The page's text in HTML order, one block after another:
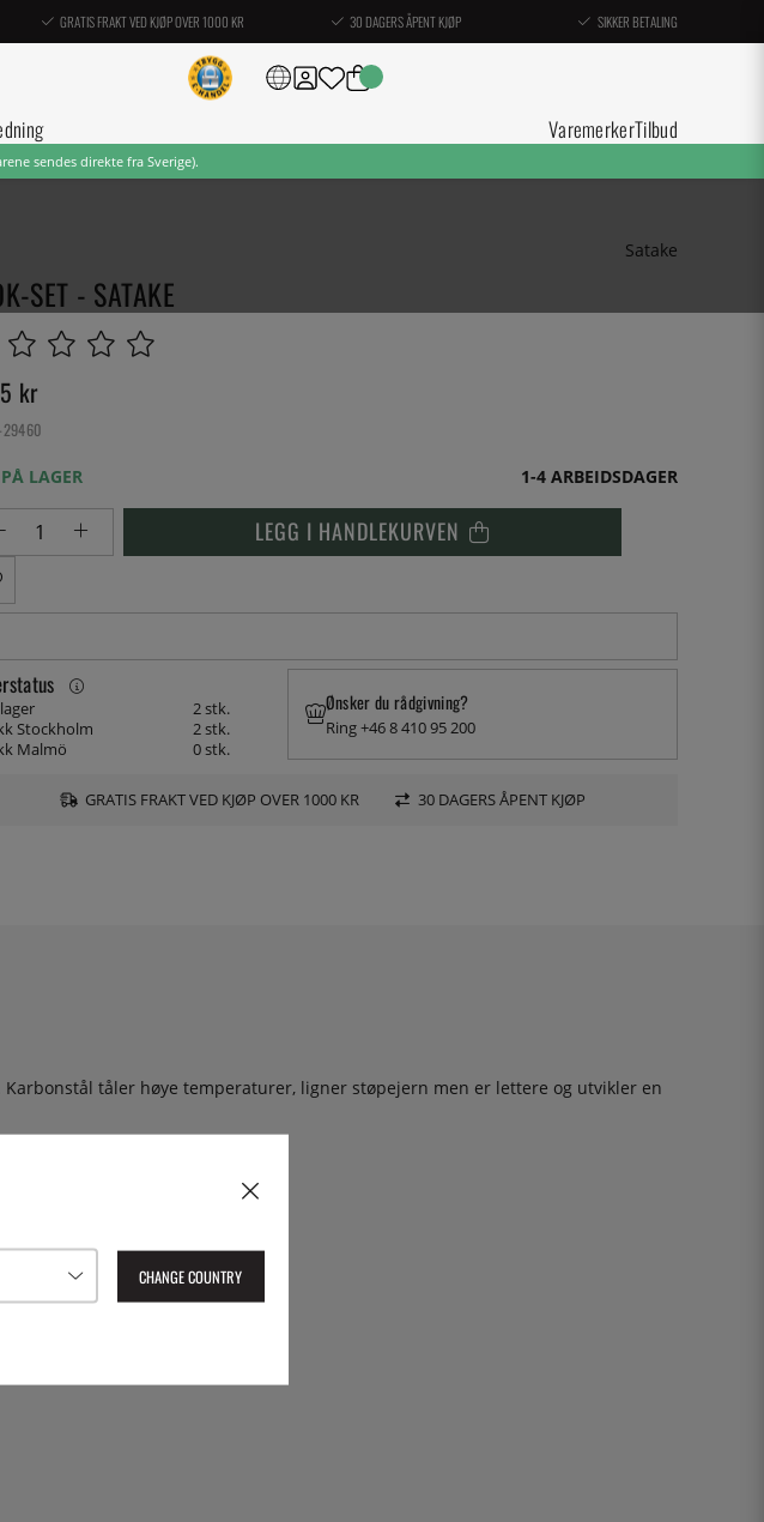
GRATIS FRAKT VED KJØP OVER 1000 KR 30 DAGERS ÅPENT KJØP SIKKER BETALING
VaremerkerTilbud
sendes direkte fra Sverige).
Satake
SET - SATAKE
kr
1-4 ARBEIDSDAGER
LEGG I HANDLEKURVEN
2 stk.
Stockholm
2 stk.
Malmö
0 stk.
Ønsker du rådgivning?
Ring +46 8 410 95 200
GRATIS FRAKT VED KJØP OVER 1000 KR 30 DAGERS ÅPENT KJØP
tåler høye temperaturer, ligner støpejern men er lettere og utvikler en
CHANGE COUNTRY